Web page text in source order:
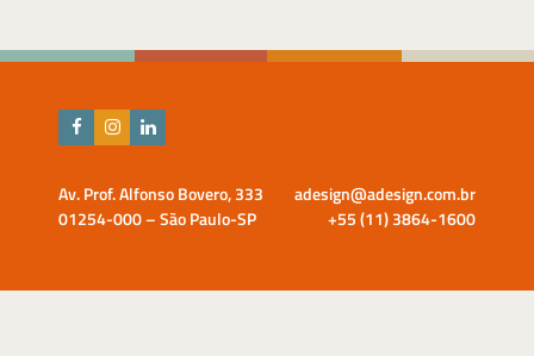
Av. Prof. Alfonso Bovero, 333
01254-000 – São Paulo-SP
adesign@adesign.com.br
+55 (11) 3864-1600